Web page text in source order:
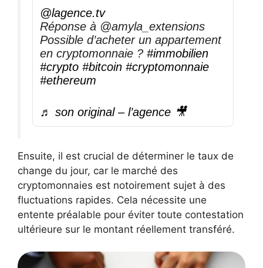
@lagence.tv
Réponse à @amyla_extensions
Possible d’acheter un appartement
en cryptomonnaie ? #immobilien
#crypto #bitcoin #cryptomonnaie
#ethereum
♬ son original – l’agence 🎥
Ensuite, il est crucial de déterminer le taux de
change du jour, car le marché des
cryptomonnaies est notoirement sujet à des
fluctuations rapides. Cela nécessite une
entente préalable pour éviter toute contestation
ultérieure sur le montant réellement transféré.